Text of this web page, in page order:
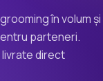
în volum și
parteneri.
direct